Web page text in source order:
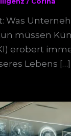
Was
müssen
erobert
Lebens […]